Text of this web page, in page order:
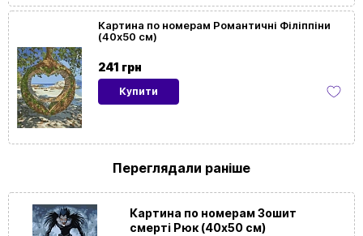
Так
241 грн
Картина по номерам Романтичні Філіппіни
(40х50 см)
Купити
Переглядали раніше
Картина по номерам Зошит
смерті Рюк (40х50 см)